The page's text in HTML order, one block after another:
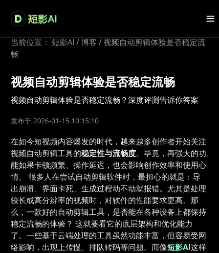
当前位置： 短影AI / 博客 / 视频自动剪辑体验是否稳定流
畅
视频自动剪辑体验是否稳定流畅
视频自动剪辑体验是否稳定流畅？深度评测告诉你答案
发布于 2026-01-15 10:15:10
在如今短视频内容爆发的时代，越来越多创作者开始关注
视频自动剪辑工具的稳定性与流畅度。毕竟，再强大的功
能如果卡顿频繁、操作延迟，也会影响创作效率和使用心
情。 很多人在尝试自动剪辑软件时，最担心的就是：导
出崩溃、界面卡死、生成过程动不动就报错。尤其是处理
较长或高分辨率的视频时，对软件的性能要求更高。那
么，一款好的自动剪辑工具，是否能在各种设备上都保持
稳定流畅的体验？ 这就要看它的底层架构和优化能力
了。一些基于云端处理的工具虽然功能丰富，但容易受网
络影响，出现上传慢、排队转码等问题。而像短影AI这样